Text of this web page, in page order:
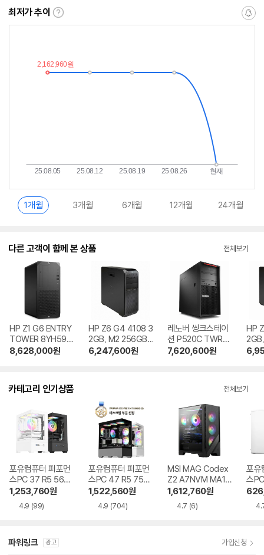
최저가 추이
최
이
란?
알
1개월 3개월 6개월 12개월 24개월
다른 고객이 함께 본 상품 전체보기
HP Z1 G6 ENTRY
TOWER 8YH59A
V i7 RTX4000 P
8,628,000원
HP Z6 G4 4108 3
2GB, M2 256GB
+ 1TB
6,247,600원
레노버 씽크스테이
션 P520C TWR
W2133 8GB, SSD
7,620,600원
HP
2TB
카테고리 인기상품 전체보기
포유컴퓨터 퍼포먼
스PC 37 R5 5600
RTX5060
1,253,760원
4.9 (99)
포유컴퓨터 퍼포먼
스PC 47 R5 7500
F RTX5060Ti
1,522,560원
4.9 (704)
MSI MAG Codex
Z2 A7NVM MA10
R5-7500F RTX 5
060 Ti 게이밍
1,612,760원
4.7 (6)
포유
스
파워링크 광고 가입신청